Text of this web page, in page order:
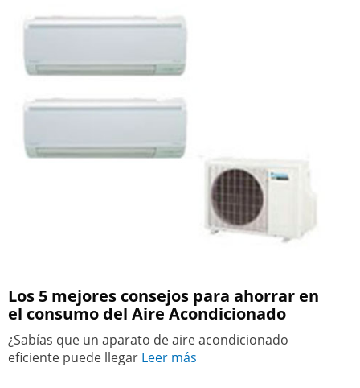
Los 5 mejores consejos para ahorrar en
el consumo del Aire Acondicionado
¿Sabías que un aparato de aire acondicionado
eficiente puede llegar Leer más